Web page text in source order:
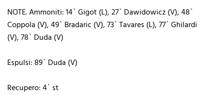
NOTE. Ammoniti: 14` Gigot (L), 27` Dawidowicz (V), 48`
Coppola (V), 49` Bradaric (V), 73` Tavares (L), 77` Ghilardi
(V), 78` Duda (V)
Espulsi: 89` Duda (V)
Recupero: 4` st